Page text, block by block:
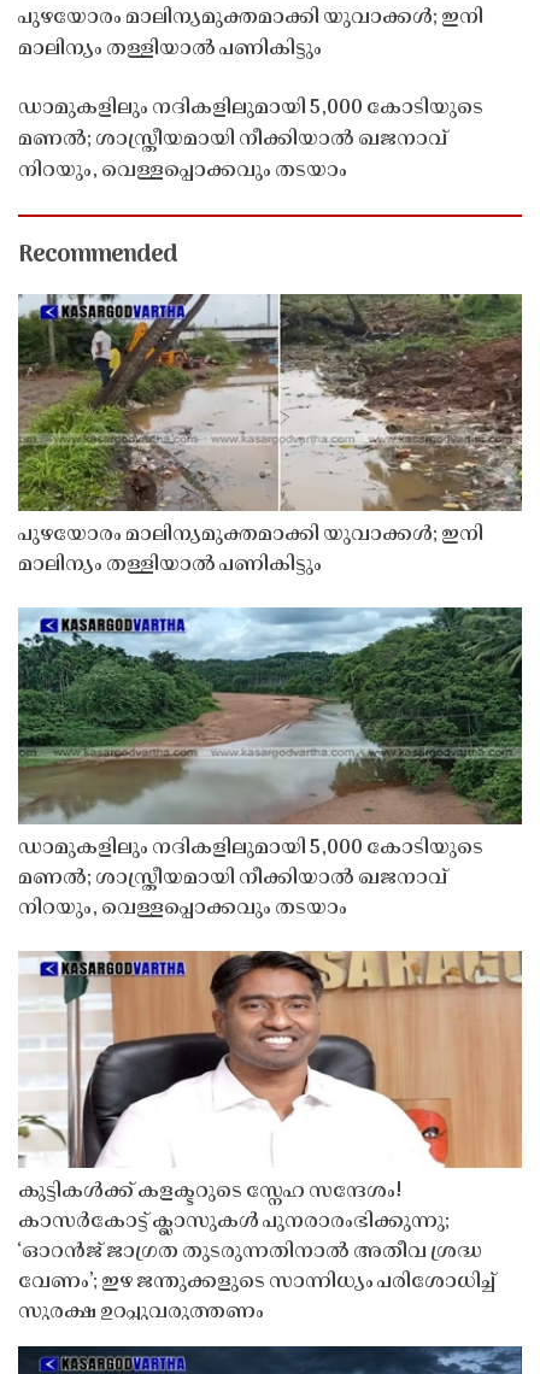
പുഴയോരം മാലിന്യമുക്തമാക്കി യുവാക്കൾ; ഇനി
മാലിന്യം തള്ളിയാൽ പണികിട്ടും
ഡാമുകളിലും നദികളിലുമായി 5,000 കോടിയുടെ
മണൽ; ശാസ്ത്രീയമായി നീക്കിയാൽ ഖജനാവ്
നിറയും, വെള്ളപ്പൊക്കവും തടയാം
Recommended
പുഴയോരം മാലിന്യമുക്തമാക്കി യുവാക്കൾ; ഇനി
മാലിന്യം തള്ളിയാൽ പണികിട്ടും
ഡാമുകളിലും നദികളിലുമായി 5,000 കോടിയുടെ
മണൽ; ശാസ്ത്രീയമായി നീക്കിയാൽ ഖജനാവ്
നിറയും, വെള്ളപ്പൊക്കവും തടയാം
കുട്ടികൾക്ക് കളക്ടറുടെ സ്നേഹ സന്ദേശം!
കാസർകോട്ട് ക്ലാസുകൾ പുനരാരംഭിക്കുന്നു;
‘ഓറൻജ് ജാഗ്രത തുടരുന്നതിനാൽ അതീവ ശ്രദ്ധ
വേണം’; ഇഴ ജന്തുക്കളുടെ സാന്നിധ്യം പരിശോധിച്ച്
സുരക്ഷ ഉറപ്പുവരുത്തണം